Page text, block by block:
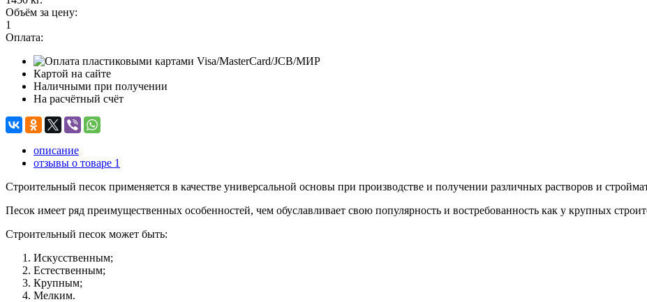
Объём за цену:
1
Оплата:
Картой на сайте
Наличными при получении
На расчётный счёт
описание
отзывы о товаре 1
Строительный песок применяется в качестве универсальной основы при производстве и получении различных растворов и
Песок имеет ряд преимущественных особенностей, чем обуславливает свою популярность и востребованность как у крупных
Строительный песок может быть:
Искусственным;
Естественным;
Крупным;
Мелким.